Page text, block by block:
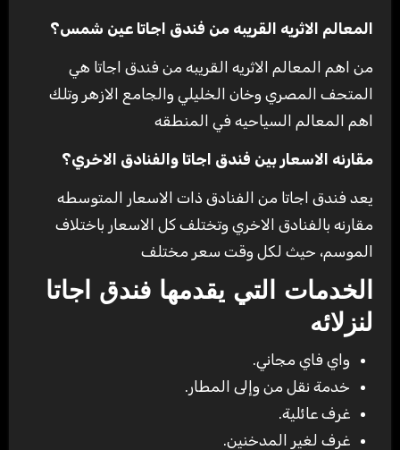
المعالم الاثريه القريبه من فندق اجاتا عين شمس؟
من اهم المعالم الاثريه القريبه من فندق اجاتا هي
المتحف المصري وخان الخليلي والجامع الازهر وتلك
اهم المعالم السياحيه في المنطقه
مقارنه الاسعار بين فندق اجاتا والفنادق الاخري؟
يعد فندق اجاتا من الفنادق ذات الاسعار المتوسطه
مقارنه بالفنادق الاخري وتختلف كل الاسعار باختلاف
الموسم، حيث لكل وقت سعر مختلف
الخدمات التي يقدمها فندق اجاتا
لنزلائه
واي فاي مجاني.
خدمة نقل من وإلى المطار.
غرف عائلية.
غرف لغير المدخنين.